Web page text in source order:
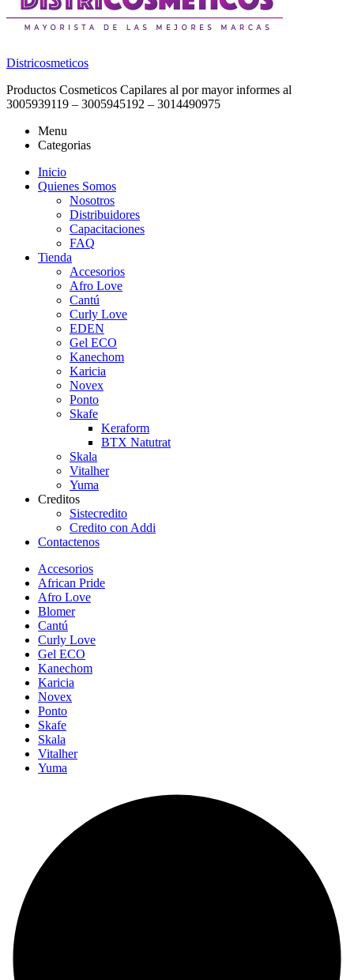
Districosmeticos
Productos Cosmeticos Capilares al por mayor informes al
3005939119 – 3005945192 – 3014490975
Menu
Categorias
Inicio
Quienes Somos
Nosotros
Distribuidores
Capacitaciones
FAQ
Tienda
Accesorios
Afro Love
Cantú
Curly Love
EDEN
Gel ECO
Kanechom
Karicia
Novex
Ponto
Skafe
Keraform
BTX Natutrat
Skala
Vitalher
Yuma
Creditos
Sistecredito
Credito con Addi
Contactenos
Accesorios
African Pride
Afro Love
Blomer
Cantú
Curly Love
Gel ECO
Kanechom
Karicia
Novex
Ponto
Skafe
Skala
Vitalher
Yuma